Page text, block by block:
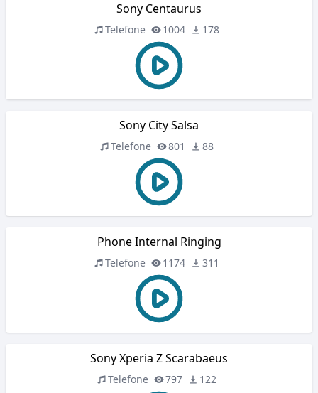
Sony Centaurus
Telefone 1004 178
Sony City Salsa
Telefone 801 88
Phone Internal Ringing
Telefone 1174 311
Sony Xperia Z Scarabaeus
Telefone 797 122